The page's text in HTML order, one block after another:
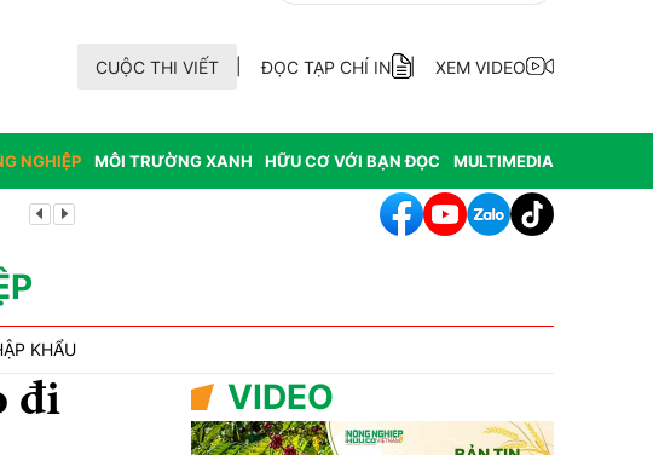
CUỘC THI VIẾT ĐỌC TẠP CHÍ IN XEM VIDEO
NGHIỆP MÔI TRƯỜNG XANH HỮU CƠ VỚI BẠN ĐỌC MULTIMEDIA
Mùa xanh trên cánh đồng Mường Than
KHẨU
đi
VIDEO